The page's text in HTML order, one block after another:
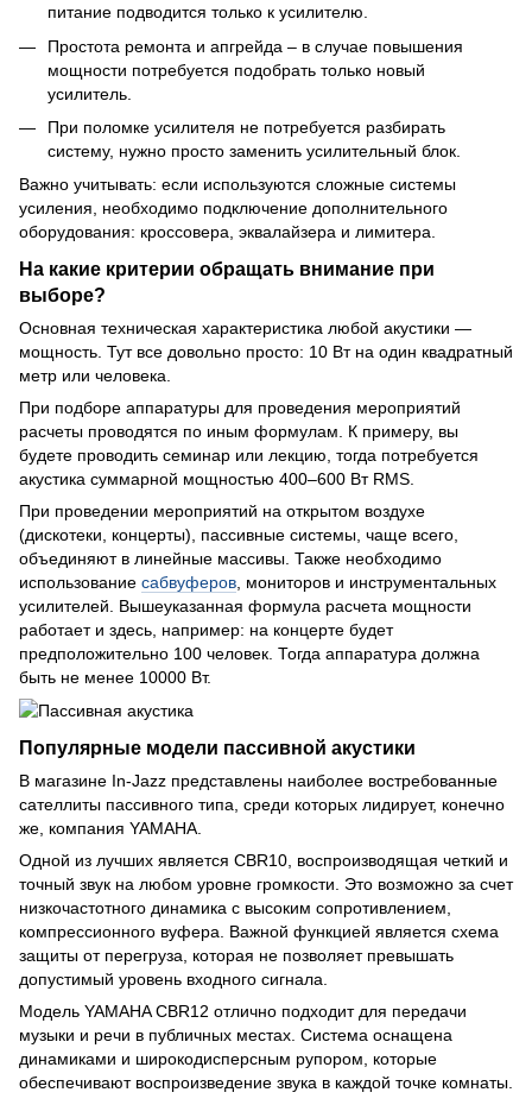
питание подводится только к усилителю.
Простота ремонта и апгрейда – в случае повышения
мощности потребуется подобрать только новый
усилитель.
При поломке усилителя не потребуется разбирать
систему, нужно просто заменить усилительный блок.
Важно учитывать: если используются сложные системы
усиления, необходимо подключение дополнительного
оборудования: кроссовера, эквалайзера и лимитера.
На какие критерии обращать внимание при
выборе?
Основная техническая характеристика любой акустики —
мощность. Тут все довольно просто: 10 Вт на один квадратный
метр или человека.
При подборе аппаратуры для проведения мероприятий
расчеты проводятся по иным формулам. К примеру, вы
будете проводить семинар или лекцию, тогда потребуется
акустика суммарной мощностью 400–600 Вт RMS.
При проведении мероприятий на открытом воздухе
(дискотеки, концерты), пассивные системы, чаще всего,
объединяют в линейные массивы. Также необходимо
использование сабвуферов , мониторов и инструментальных
усилителей. Вышеуказанная формула расчета мощности
работает и здесь, например: на концерте будет
предположительно 100 человек. Тогда аппаратура должна
быть не менее 10000 Вт.
Популярные модели пассивной акустики
В магазине In-Jazz представлены наиболее востребованные
сателлиты пассивного типа, среди которых лидирует, конечно
же, компания YAMAHA.
Одной из лучших является CBR10, воспроизводящая четкий и
точный звук на любом уровне громкости. Это возможно за счет
низкочастотного динамика с высоким сопротивлением,
компрессионного вуфера. Важной функцией является схема
защиты от перегруза, которая не позволяет превышать
допустимый уровень входного сигнала.
Модель YAMAHA CBR12 отлично подходит для передачи
музыки и речи в публичных местах. Система оснащена
динамиками и широкодисперсным рупором, которые
обеспечивают воспроизведение звука в каждой точке комнаты.